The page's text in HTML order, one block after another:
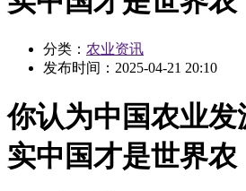
分类： 农业资讯
发布时间： 2025-04-21 20:10
你认为中国农业
实中国才是世界农